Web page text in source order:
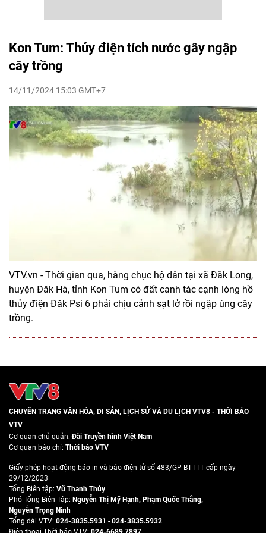
Kon Tum: Thủy điện tích nước gây ngập
cây trồng
14/11/2024 15:03 GMT+7
VTV.vn - Thời gian qua, hàng chục hộ dân tại xã Đăk Long,
huyện Đăk Hà, tỉnh Kon Tum có đất canh tác cạnh lòng hồ
thủy điện Đăk Psi 6 phải chịu cảnh sạt lở rồi ngập úng cây
trồng.
CHUYÊN TRANG VĂN HÓA, DI SẢN, LỊCH SỬ VÀ DU LỊCH VTV8 - THỜI BÁO
VTV
Cơ quan chủ quản:Đài Truyền hình Việt Nam
Cơ quan báo chí: Thời báo VTV
Giấy phép hoạt động báo in và báo điện tử số 483/GP-BTTTT cấp ngày
29/12/2023
Tổng Biên tập: Vũ Thanh Thủy
Phó Tổng Biên Tập: Nguyễn Thị Mỹ Hạnh, Phạm Quốc Thắng,
Nguyễn Trọng Ninh
Tổng đài VTV: 024-3835.5931 - 024-3835.5932